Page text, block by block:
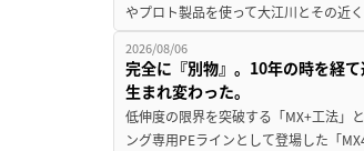
やプロト製品を使って大江川とその近
2026/08/06
完全に『別物』。10年の時を経
生まれ変わった。
低伸度の限界を突破する「MX+工法」
ング専用PEラインとして登場した「